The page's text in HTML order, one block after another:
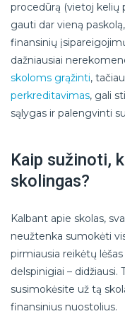
procedūrą (vietoj kelių
gauti dar vieną
finansinių
dažniausiai
skoloms grąžinti,
perkreditavimas, gali
sąlygas ir palengvinti
Kaip sužinoti,
skolingas?
Kalbant apie skolas,
neužtenka sumokėti
pirmiausia reikėtų
delspinigiai – didžiausi.
susimokėsite už tą
finansinius nuostolius.